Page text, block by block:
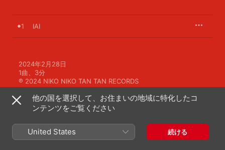
1 IAI
2024年2月28日
1曲、3分
℗ 2024 NIKO NIKO TAN TAN RECORDS
NIKO NIKO TAN TANのその他の作品
他の国を選択して、お住まいの地域に特化したコ
ンテンツをご覧ください
United States 続ける